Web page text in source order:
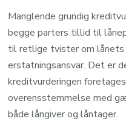
Manglende grundig
begge parters tillid til
til retlige tvister om
erstatningsansvar. Det er
kreditvurderingen
overensstemmelse med
både långiver og låntager.